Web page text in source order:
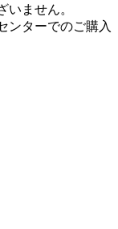
いません。
ンターでのご購入